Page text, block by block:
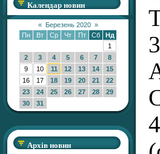
Календар новин
« Березень 2020 »
Пн
Вт Ср Чт Пт Сб
Нд
1
2
3 4 5 6 7
8
9
10 11 12 13 14
15
16
17 18 19 20 21
22
23
24 25 26 27 28
29
30
31
Архів новин